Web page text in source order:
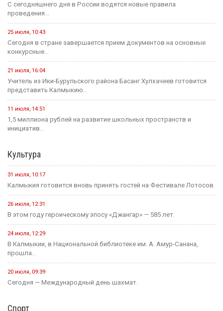
С сегодняшнего дня в России водятся новые правила
проведения...
25 июля, 10:43
Сегодня в стране завершается прием документов на основные
конкурсные...
21 июля, 16:04
Учитель из Ики-Бурульского района Басанг Хулхачеев готовится
представить Калмыкию...
11 июля, 14:51
1,5 миллиона рублей на развитие школьных пространств и
инициатив...
Культура
31 июля, 10:17
Калмыкия готовится вновь принять гостей на Фестивале Лотосов.
26 июля, 12:31
В этом году героическому эпосу «Джангар» — 585 лет.
24 июля, 12:29
В Калмыкии, в Национальной библиотеке им. А. Амур-Санана,
прошла...
20 июля, 09:39
Сегодня — Международный день шахмат.
Спорт